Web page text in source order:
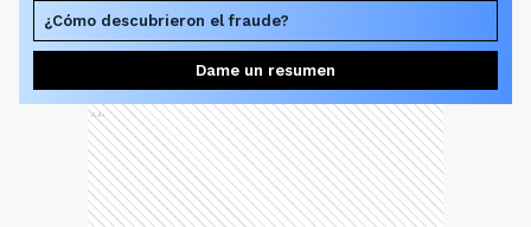
¿Cómo descubrieron el fraude?
Dame un resumen
Ads